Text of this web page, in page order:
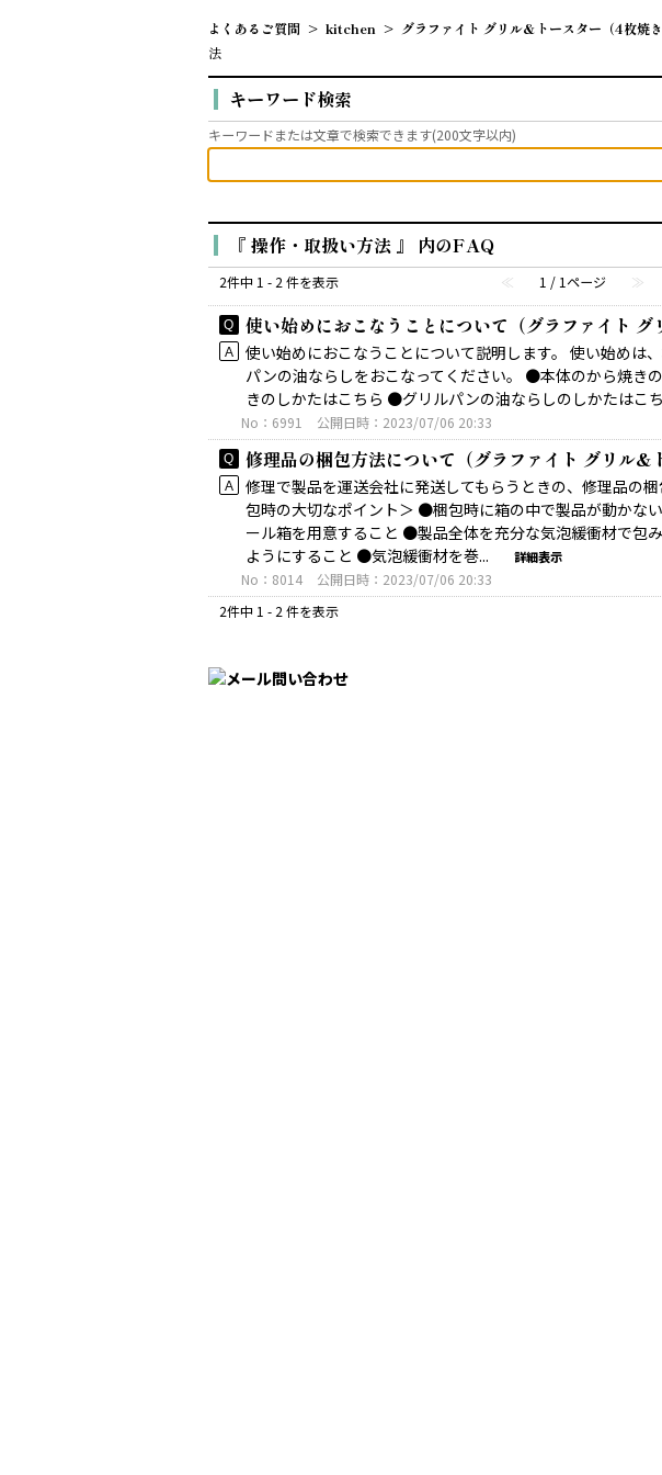
よくあるご質問 > kitchen > グラファイト グリル&トースター（4枚焼き
法
キーワード検索
キーワードまたは文章で検索できます(200文字以内)
『 操作・取扱い方法 』 内のFAQ
2件中 1 - 2 件を表示 ≪ 1 / 1ページ ≫
使い始めにおこなうことについて（グラファイト グ
使い始めにおこなうことについて説明します。 使い始めは
パンの油ならしをおこなってください。 ●本体のから焼き
きのしかたはこちら ●グリルパンの油ならしのしかたはこ
No：6991 公開日時：2023/07/06 20:33
修理品の梱包方法について（グラファイト グリル&
修理で製品を運送会社に発送してもらうときの、修理品の
包時の大切なポイント＞ ●梱包時に箱の中で製品が動かな
ール箱を用意すること ●製品全体を充分な気泡緩衝材で包
ようにすること ●気泡緩衝材を巻...
詳細表示
No：8014
公開日時：2023/07/06 20:33
2件中 1 - 2 件を表示